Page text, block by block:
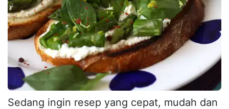
Sedang ingin resep yang cepat, mudah dan